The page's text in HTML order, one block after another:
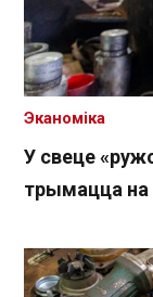
У свеце
трымацца на
Эканоміка